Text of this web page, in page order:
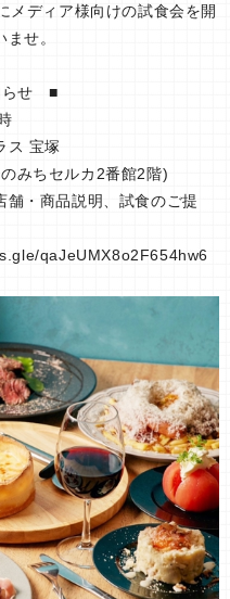
メディア様向けの試食会を開
せ。
せ ■
時
ス 宝塚
ちセルカ2番館2階)
・商品説明、試食のご提
qaJeUMX8o2F654hw6